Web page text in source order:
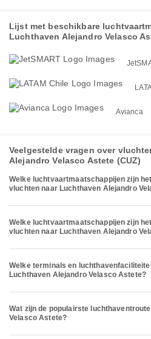
Lijst met beschikbare
Luchthaven Alejandro Velasco
Avianca
Veelgestelde vragen over
Alejandro Velasco Astete (CUZ)
Welke luchtvaartmaatschappijen zijn
vluchten naar Luchthaven Alejandro
Welke luchtvaartmaatschappijen zijn
vluchten naar Luchthaven Alejandro
Welke terminals en
Luchthaven Alejandro Velasco Astete?
Wat zijn de populairste
Velasco Astete?